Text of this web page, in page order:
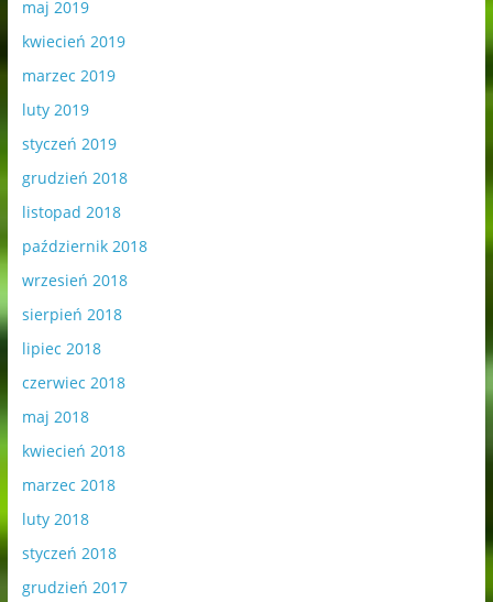
maj 2019
kwiecień 2019
marzec 2019
luty 2019
styczeń 2019
grudzień 2018
listopad 2018
październik 2018
wrzesień 2018
sierpień 2018
lipiec 2018
czerwiec 2018
maj 2018
kwiecień 2018
marzec 2018
luty 2018
styczeń 2018
grudzień 2017